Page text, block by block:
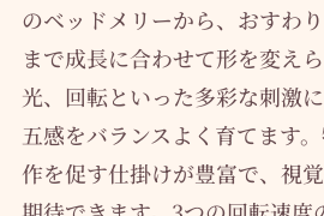
のベッドメリーから、おすわ
まで成長に合わせて形を変え
光、回転といった多彩な刺激
五感をバランスよく育てます
作を促す仕掛けが豊富で、視